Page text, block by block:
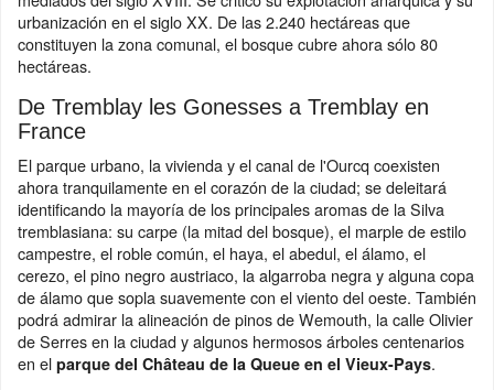
urbanización en el siglo XX. De las 2.240 hectáreas que
constituyen la zona comunal, el bosque cubre ahora sólo 80
hectáreas.
De Tremblay les Gonesses a Tremblay en
France
El parque urbano, la vivienda y el canal de l'Ourcq coexisten
ahora tranquilamente en el corazón de la ciudad; se deleitará
identificando la mayoría de los principales aromas de la Silva
tremblasiana: su carpe (la mitad del bosque), el marple de estilo
campestre, el roble común, el haya, el abedul, el álamo, el
cerezo, el pino negro austriaco, la algarroba negra y alguna copa
de álamo que sopla suavemente con el viento del oeste. También
podrá admirar la alineación de pinos de Wemouth, la calle Olivier
de Serres en la ciudad y algunos hermosos árboles centenarios
en el parque del Château de la Queue en el Vieux-Pays.